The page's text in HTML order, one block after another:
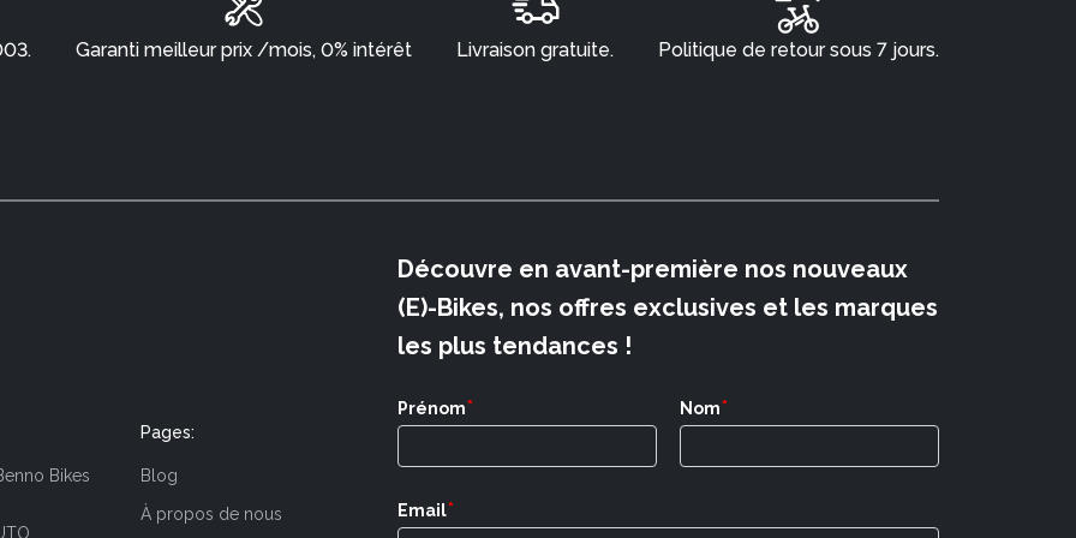
Garanti meilleur prix /mois, 0% intérêt Livraison gratuite. Politique de retour sous 7 jours.
Bikes
Pages:
Blog
À propos de nous
Découvre en avant-première nos nouveaux
(E)-Bikes, nos offres exclusives et les marques
les plus tendances !
Prénom* Nom*
Email*